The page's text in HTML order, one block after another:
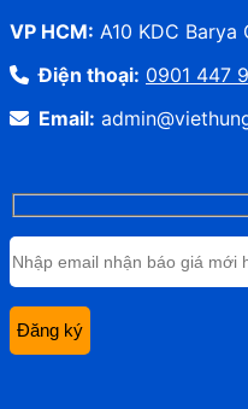
VP HCM: A10 KDC
Điện thoại: 0901 447
Email: